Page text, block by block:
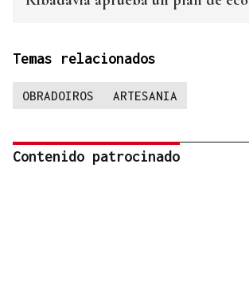
Temas relacionados
OBRADOIROS ARTESANIA
Contenido patrocinado